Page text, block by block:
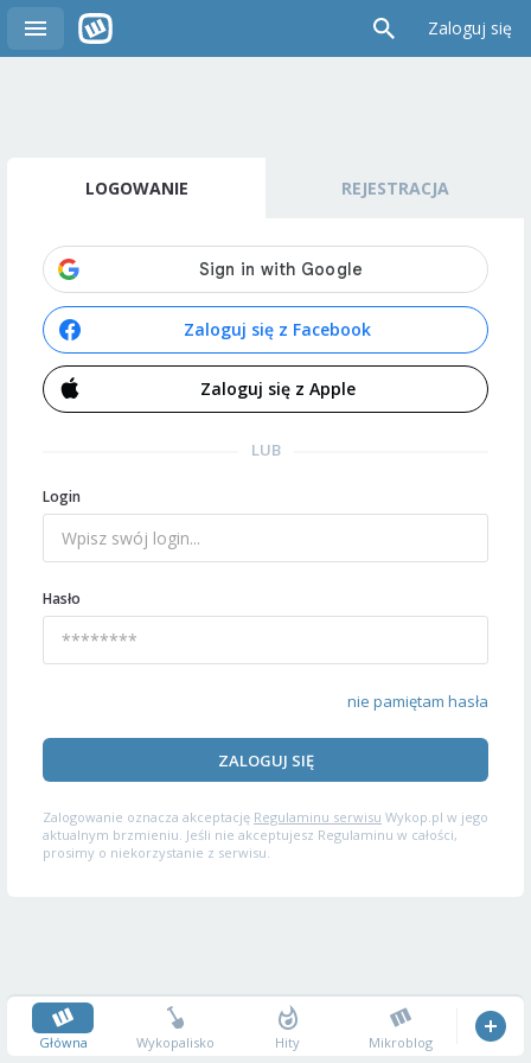
Zaloguj się
LOGOWANIE REJESTRACJA
Zaloguj się z Facebook
Zaloguj się z Apple
LUB
Login
Hasło
nie pamiętam hasła
ZALOGUJ SIĘ
Zalogowanie oznacza akceptację Regulaminu serwisu Wykop.pl w jego
aktualnym brzmieniu. Jeśli nie akceptujesz Regulaminu w całości,
prosimy o niekorzystanie z serwisu.
Główna Wykopalisko Hity Mikroblog